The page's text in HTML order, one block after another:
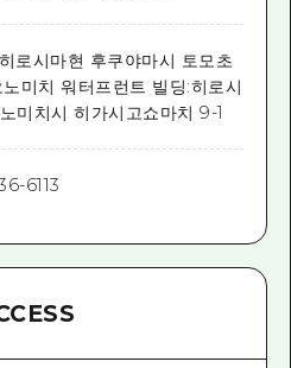
로시마현 후쿠야마시 토모초
노미치 워터프런트 빌딩:히로시
미치시 히가시고쇼마치 9-1
6113